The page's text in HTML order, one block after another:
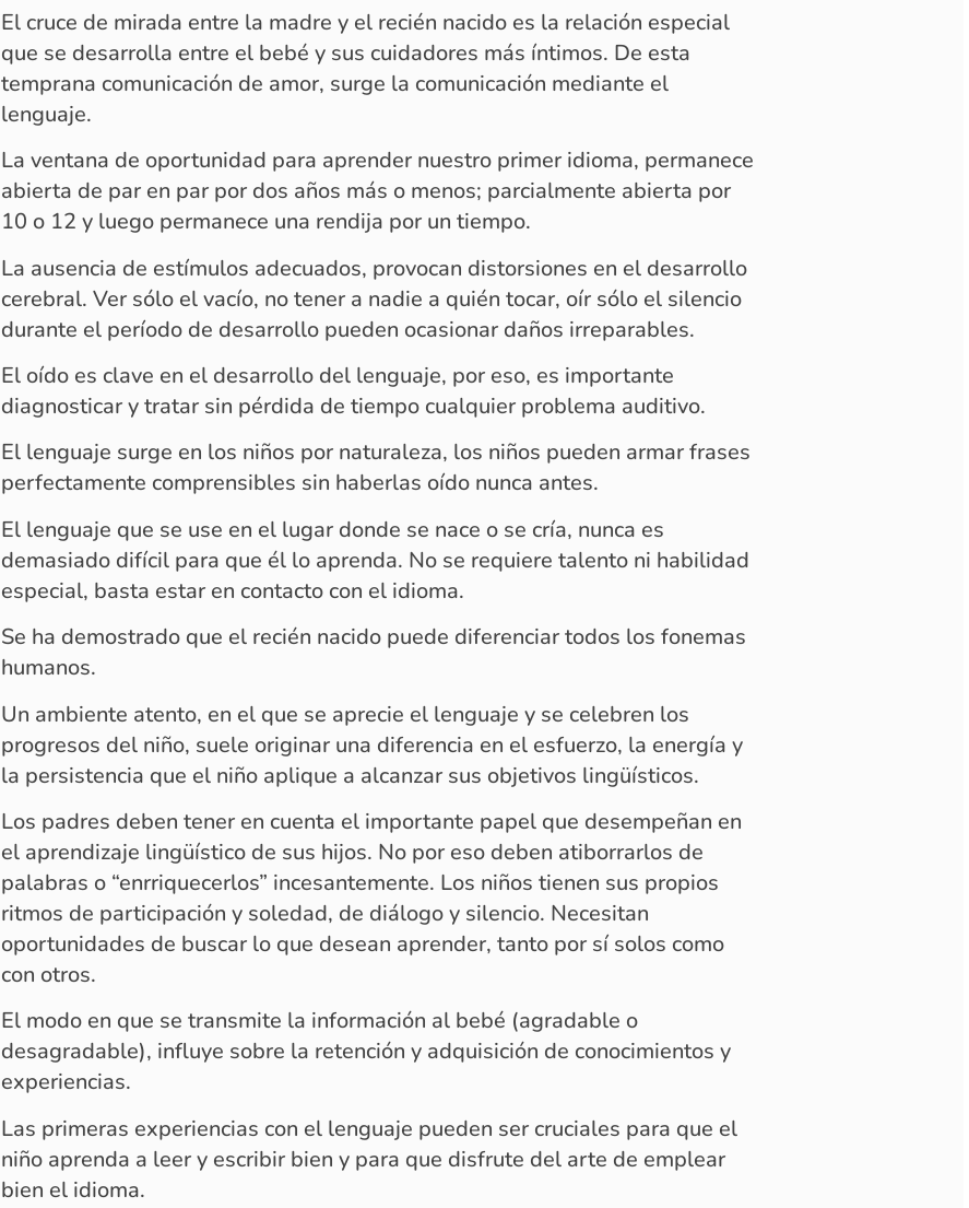
El cruce de mirada entre la madre y el recién nacido es la relación especial
que se desarrolla entre el bebé y sus cuidadores más íntimos. De esta
temprana comunicación de amor, surge la comunicación mediante el
lenguaje.
La ventana de oportunidad para aprender nuestro primer idioma, permanece
abierta de par en par por dos años más o menos; parcialmente abierta por
10 o 12 y luego permanece una rendija por un tiempo.
La ausencia de estímulos adecuados, provocan distorsiones en el desarrollo
cerebral. Ver sólo el vacío, no tener a nadie a quién tocar, oír sólo el silencio
durante el período de desarrollo pueden ocasionar daños irreparables.
El oído es clave en el desarrollo del lenguaje, por eso, es importante
diagnosticar y tratar sin pérdida de tiempo cualquier problema auditivo.
El lenguaje surge en los niños por naturaleza, los niños pueden armar frases
perfectamente comprensibles sin haberlas oído nunca antes.
El lenguaje que se use en el lugar donde se nace o se cría, nunca es
demasiado difícil para que él lo aprenda. No se requiere talento ni habilidad
especial, basta estar en contacto con el idioma.
Se ha demostrado que el recién nacido puede diferenciar todos los fonemas
humanos.
Un ambiente atento, en el que se aprecie el lenguaje y se celebren los
progresos del niño, suele originar una diferencia en el esfuerzo, la energía y
la persistencia que el niño aplique a alcanzar sus objetivos lingüísticos.
Los padres deben tener en cuenta el importante papel que desempeñan en
el aprendizaje lingüístico de sus hijos. No por eso deben atiborrarlos de
palabras o “enrriquecerlos” incesantemente. Los niños tienen sus propios
ritmos de participación y soledad, de diálogo y silencio. Necesitan
oportunidades de buscar lo que desean aprender, tanto por sí solos como
con otros.
El modo en que se transmite la información al bebé (agradable o
desagradable), influye sobre la retención y adquisición de conocimientos y
experiencias.
Las primeras experiencias con el lenguaje pueden ser cruciales para que el
niño aprenda a leer y escribir bien y para que disfrute del arte de emplear
bien el idioma.